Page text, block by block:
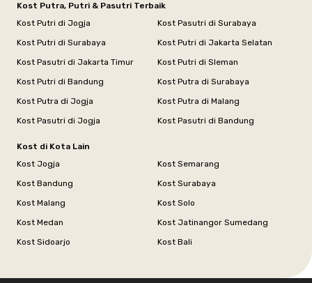
Kost Putra, Putri & Pasutri Terbaik
Kost Putri di Jogja
Kost Pasutri di Surabaya
Kost Putri di Surabaya
Kost Putri di Jakarta Selatan
Kost Pasutri di Jakarta Timur
Kost Putri di Sleman
Kost Putri di Bandung
Kost Putra di Surabaya
Kost Putra di Jogja
Kost Putra di Malang
Kost Pasutri di Jogja
Kost Pasutri di Bandung
Kost di Kota Lain
Kost Jogja
Kost Semarang
Kost Bandung
Kost Surabaya
Kost Malang
Kost Solo
Kost Medan
Kost Jatinangor Sumedang
Kost Sidoarjo
Kost Bali